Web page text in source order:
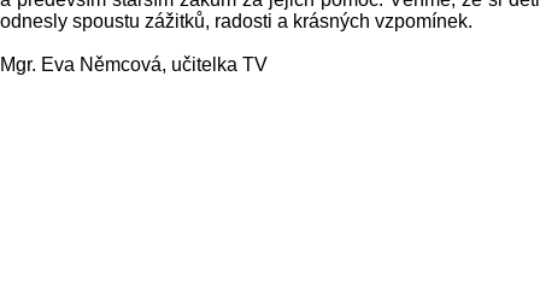
odnesly spoustu zážitků, radosti a krásných vzpomínek.
Mgr. Eva Němcová, učitelka TV